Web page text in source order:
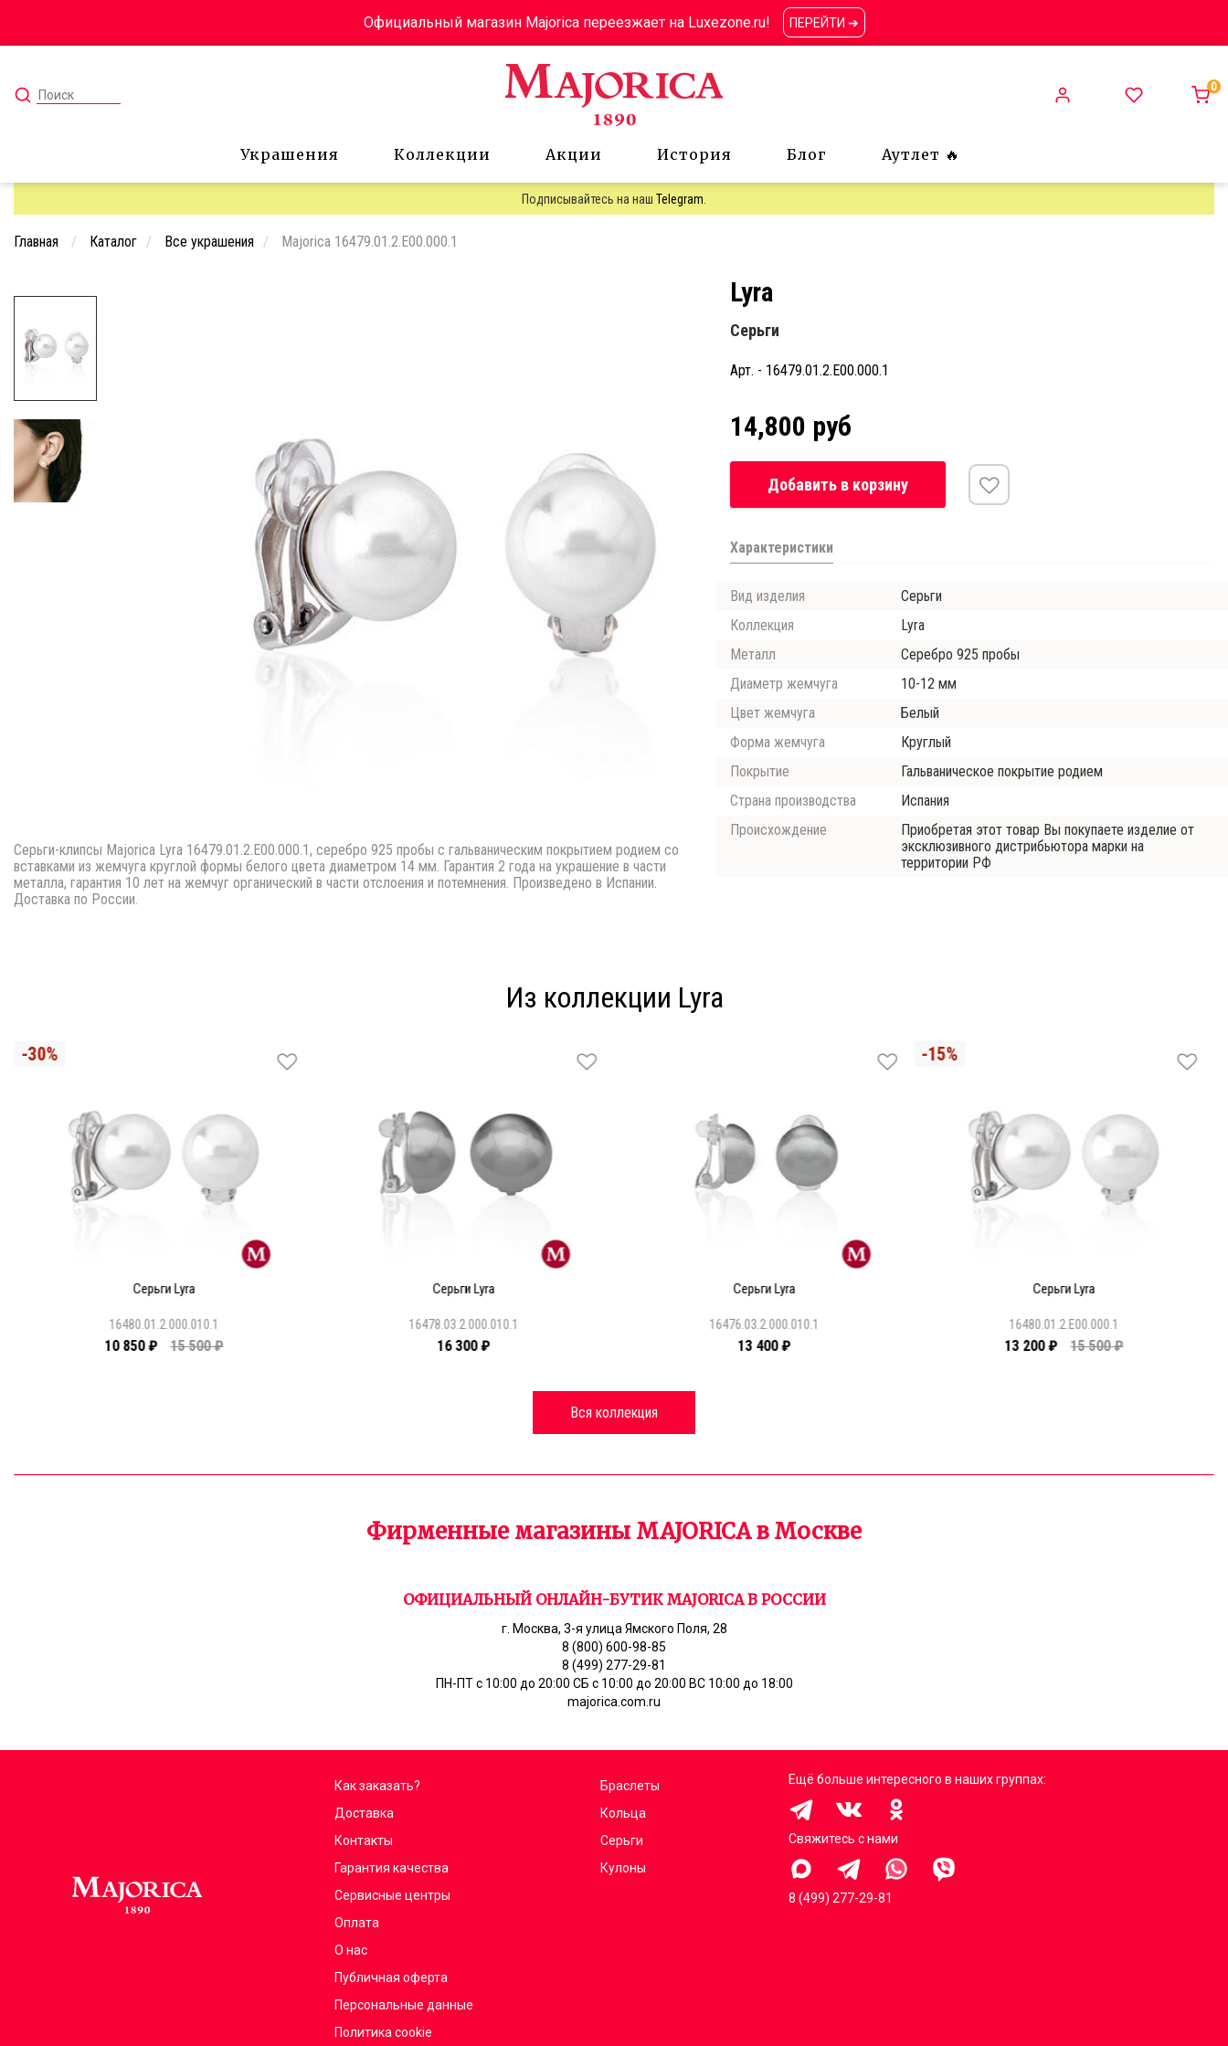
Официальный магазин Majorica переезжает на Luxezone.ru! ПЕРЕЙТИ ➔
0
Украшения Коллекции Акции История Блог Аутлет 🔥
Подписывайтесь на наш Telegram
Главная Каталог Все украшения Majorica 16479.01.2.E00.000.1
Серьги-клипсы Majorica Lyra 16479.01.2.E00.000.1, серебро 925 пробы с гальваническим покрытием родием со
вставками из жемчуга круглой формы белого цвета диаметром 14 мм. Гарантия 2 года на украшение в части
металла, гарантия 10 лет на жемчуг органический в части отслоения и потемнения. Произведено в Испании.
Доставка по России.
Lyra
Серьги
Арт. - 16479.01.2.E00.000.1
14,800 руб
Добавить в корзину
Характеристики
Вид изделия
Серьги
Коллекция
Lyra
Металл
Серебро 925 пробы
Диаметр жемчуга
10-12 мм
Цвет жемчуга
Белый
Форма жемчуга
Круглый
Покрытие
Гальваническое покрытие родием
Страна производства
Испания
Происхождение
Приобретая этот товар Вы покупаете изделие от
эксклюзивного дистрибьютора марки на
территории РФ
Из коллекции Lyra
Серьги Lyra
16480.01.2.000.010.1
10 850 ₽ 15 500 ₽
Серьги Lyra
16478.03.2.000.010.1
16 300 ₽
Серьги Lyra
16476.03.2.000.010.1
13 400 ₽
Серьги Lyra
16480.01.2.E00.000.1
13 200 ₽ 15 500 ₽
Вся коллекция
Фирменные магазины MAJORICA в Москве
ОФИЦИАЛЬНЫЙ ОНЛАЙН-БУТИК MAJORICA В РОССИИ
г. Москва, 3-я улица Ямского Поля, 28
8 (800) 600-98-85
8 (499) 277-29-81
ПН-ПТ с 10:00 до 20:00 СБ с 10:00 до 20:00 ВС 10:00 до 18:00
majorica.com.ru
Как заказать?
Доставка
Контакты
Гарантия качества
Сервисные центры
Оплата
О нас
Публичная оферта
Персональные данные
Политика cookie
Браслеты
Кольца
Серьги
Кулоны
Ещё больше интересного в наших группах:
Свяжитесь с нами
8 (499) 277-29-81